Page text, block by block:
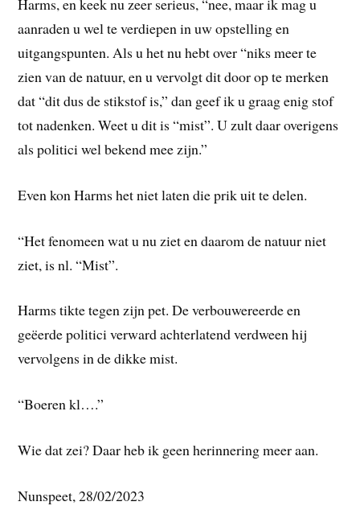
Harms, en keek nu zeer serieus, “nee, maar ik mag u
aanraden u wel te verdiepen in uw opstelling en
uitgangspunten. Als u het nu hebt over “niks meer te
zien van de natuur, en u vervolgt dit door op te merken
dat “dit dus de stikstof is,” dan geef ik u graag enig stof
tot nadenken. Weet u dit is “mist”. U zult daar overigens
als politici wel bekend mee zijn.”
Even kon Harms het niet laten die prik uit te delen.
“Het fenomeen wat u nu ziet en daarom de natuur niet
ziet, is nl. “Mist”.
Harms tikte tegen zijn pet. De verbouwereerde en
geëerde politici verward achterlatend verdween hij
vervolgens in de dikke mist.
“Boeren kl….”
Wie dat zei? Daar heb ik geen herinnering meer aan.
Nunspeet, 28/02/2023